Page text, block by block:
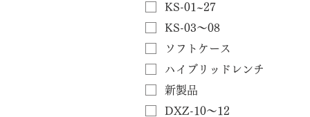
KS-01~27
KS-03～08
ソフトケース
ハイブリッドレンチ
新製品
DXZ-10～12